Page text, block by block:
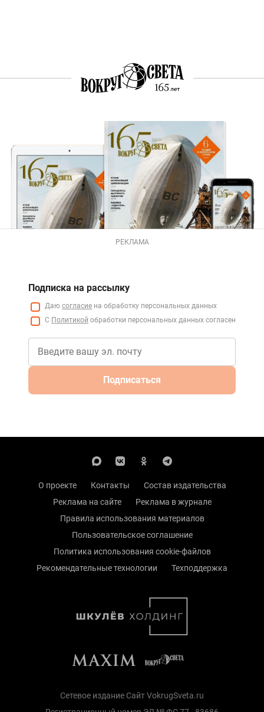
РЕКЛАМА
Подписка на рассылку
Даю согласие на обработку персональных данных
С Политикой обработки персональных данных согласен
Подписаться
О проекте Контакты
Состав издательства
Реклама на сайте
Реклама в журнале
Правила использования материалов
Пользовательское соглашение
Политика использования cookie-файлов
Рекомендательные технологии
Техподдержка
Сетевое издание Сайт VokrugSveta.ru